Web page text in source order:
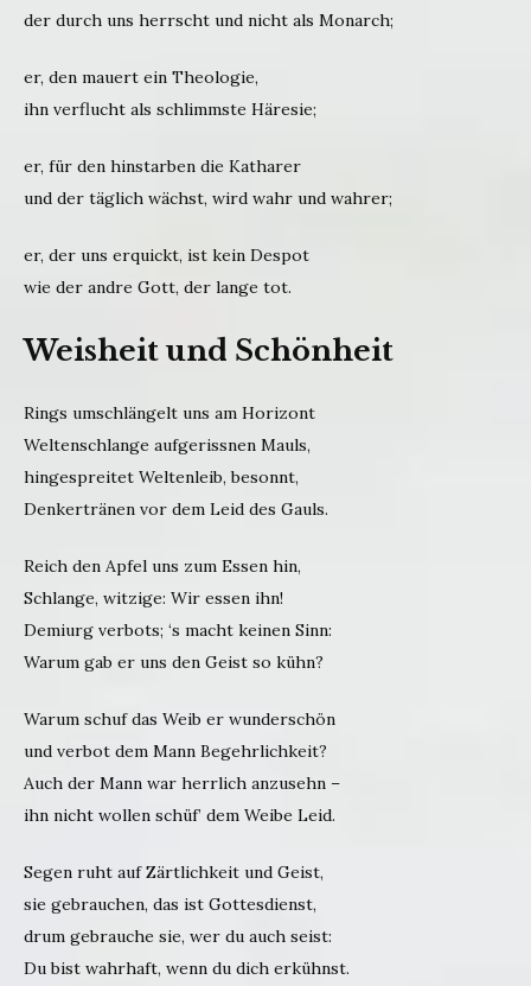
der durch uns herrscht und nicht als Monarch;
er, den mauert ein Theologie,
ihn verflucht als schlimmste Häresie;
er, für den hinstarben die Katharer
und der täglich wächst, wird wahr und wahrer;
er, der uns erquickt, ist kein Despot
wie der andre Gott, der lange tot.
Weisheit und Schönheit
Rings umschlängelt uns am Horizont
Weltenschlange aufgerissnen Mauls,
hingespreitet Weltenleib, besonnt,
Denkertränen vor dem Leid des Gauls.
Reich den Apfel uns zum Essen hin,
Schlange, witzige: Wir essen ihn!
Demiurg verbots; ‘s macht keinen Sinn:
Warum gab er uns den Geist so kühn?
Warum schuf das Weib er wunderschön
und verbot dem Mann Begehrlichkeit?
Auch der Mann war herrlich anzusehn –
ihn nicht wollen schüf’ dem Weibe Leid.
Segen ruht auf Zärtlichkeit und Geist,
sie gebrauchen, das ist Gottesdienst,
drum gebrauche sie, wer du auch seist:
Du bist wahrhaft, wenn du dich erkühnst.